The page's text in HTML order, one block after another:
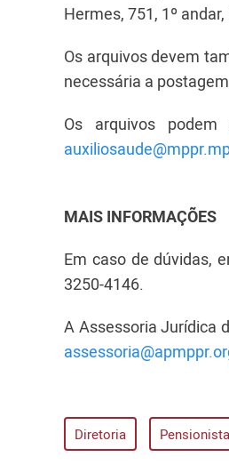
Hermes, 751, 1º
Os arquivos devem
necessária a
Os arquivos
MAIS INFORMAÇÕES
Em caso de dúvidas,
3250-4146.
A Assessoria Jurídica
Diretoria